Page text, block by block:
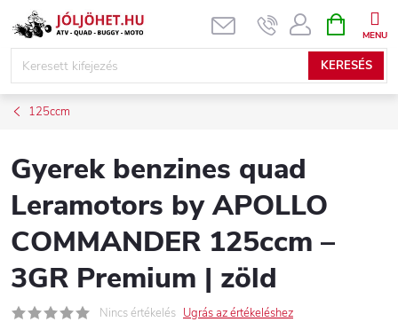
Ugrás
KERESÉS
KOSÁR
125ccm
Gyerek benzines quad
Leramotors by APOLLO
COMMANDER 125ccm –
3GR Premium | zöld
Nincs értékelés Ugrás az értékeléshez